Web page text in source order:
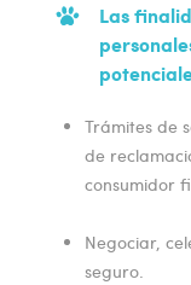
Las
Trámites de
de
consumidor
Negociar,
seguro.